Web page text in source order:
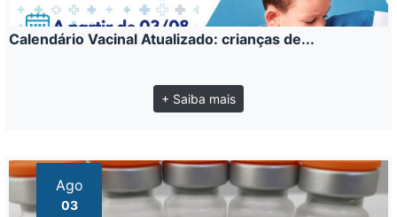
Calendário Vacinal Atualizado: crianças de...
+ Saiba mais
Ago
03